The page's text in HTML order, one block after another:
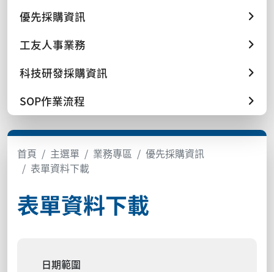
優先採購資訊
工友人事業務
科技研發採購資訊
SOP作業流程
首頁 主選單 業務專區
優先採購資訊
表單資料下載
表單資料下載
日期範圍